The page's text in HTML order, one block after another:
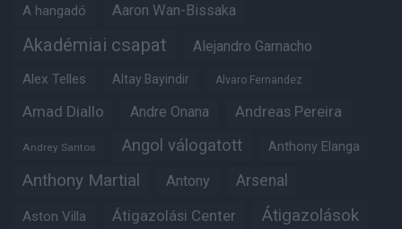
A hangadó Aaron Wan-Bissaka
Akadémiai csapat Alejandro Garnacho
Alex Telles Altay Bayindir Alvaro Fernandez
Amad Diallo Andre Onana Andreas Pereira
Andrey Santos Angol válogatott Anthony Elanga
Anthony Martial Antony Arsenal
Aston Villa Átigazolási Center Átigazolások